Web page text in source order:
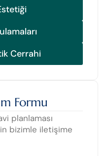
Cerrahi
Formu
planlaması
bizimle iletişime